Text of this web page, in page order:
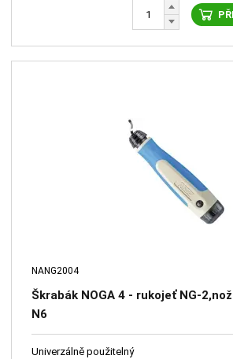
NANG2004
Škrabák NOGA 4 - rukojeť NG-
N6
Univerzálně použitelný